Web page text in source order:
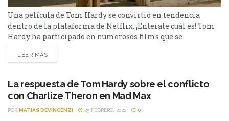
Una película de Tom Hardy se convirtió en tendencia
dentro de la plataforma de Netflix. ¡Enterate cuál es! Tom
Hardy ha participado en numerosos films que se
convirtieron en grandes éxitos. Sin embargo, algunos de
sus largometrajes más aplaudidos fueron los que dirigió
ya que se convirtieron en éxitos de taquilla. Uno...
LEER MÁS
La respuesta de Tom Hardy sobre el conflicto
con Charlize Theron en Mad Max
POR MATIAS DEVINCENZI 25 FEBRERO, 2022 0